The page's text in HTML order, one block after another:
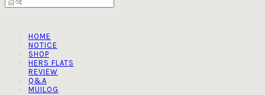
HOME
NOTICE
SHOP
HERS FLATS
REVIEW
Q&A
MUILOG